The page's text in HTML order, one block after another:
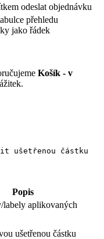
odeslat objednávku
přehledu
jako řádek
Košík - v
ušetřenou částku
Popis
labely aplikovaných
ušetřenou částku